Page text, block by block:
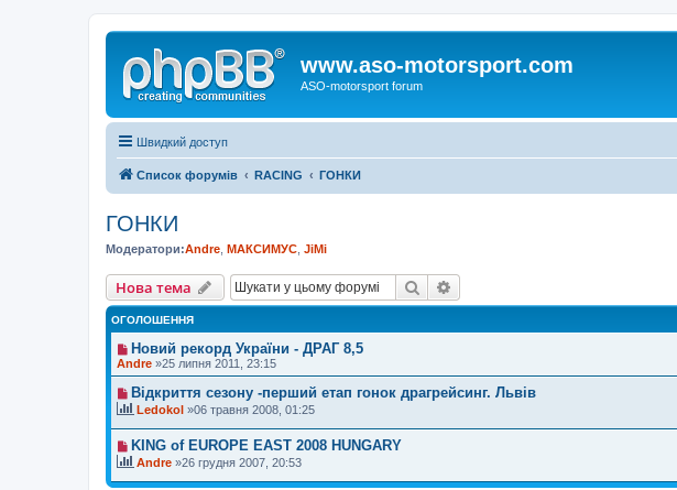
www.aso-motorsport.com
ASO-motorsport forum
Швидкий доступ
Список форумів RACING ГОНКИ
ГОНКИ
Модератори:Andre МАКСИМУС JiMi
Нова тема Пошук
ОГОЛОШЕННЯ
Новий рекорд України - ДРАГ 8,5
Andre »25 липня 2011, 23:15
Відкриття сезону -перший етап гонок драгрейсинг. Львів
Ledokol »06 травня 2008, 01:25
KING of EUROPE EAST 2008 HUNGARY
Andre »26 грудня 2007, 20:53